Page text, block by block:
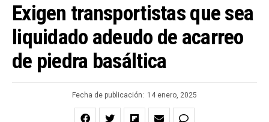
Exigen transportistas que sea
liquidado adeudo de acarreo
de piedra basáltica
Fecha de publicación: 14 enero, 2025